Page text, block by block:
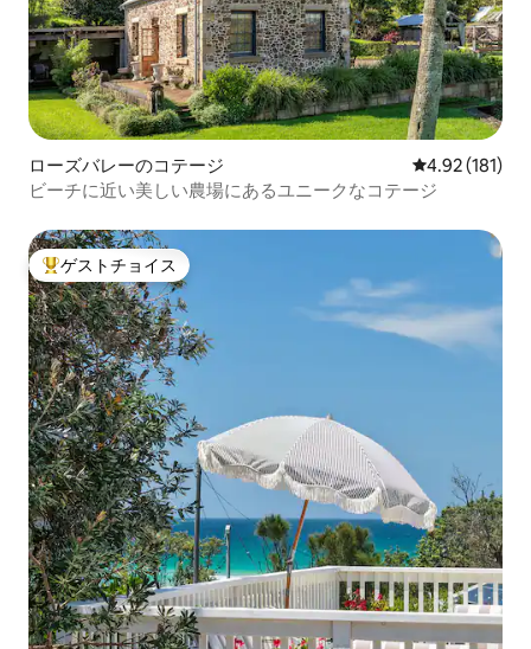
ローズバレーのコテージ レビュー181
4.92 (181)
ビーチに近い美しい農場にあるユニークなコテージ
大好評のゲストチョイスです。
ゲストチョイス